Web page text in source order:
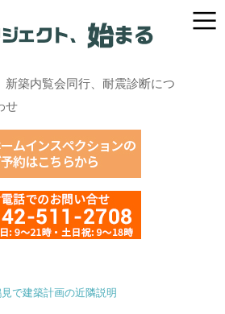
新築内覧会同行、耐震診断につ
せ
で建築計画の近隣説明